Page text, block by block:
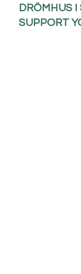
DRÖMHUS
SUPPORT